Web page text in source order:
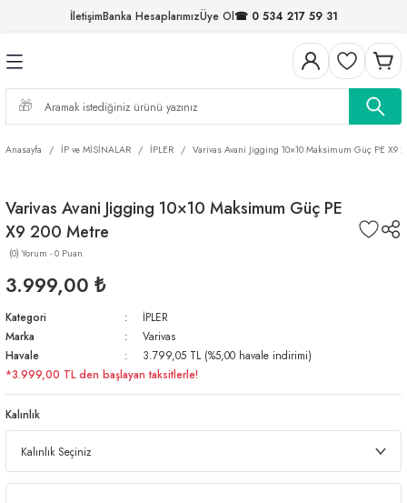
İletişimBanka HesaplarımızÜye Ol☎ 0 534 217 59 31
Geri Dön
Geri Dön
Geri Dön
MİSİNALAR
Geri Dön
FIRDÖNDÜLER
Geri Dön
Geri Dön
Geri Dön
Geri Dön
Anasayfa İP ve MİSİNALAR İPLER Varivas Avani Jigging 10×10 Maksimum Güç PE X9
Varivas Avani Jigging 10×10 Maksimum Güç PE
X9 200 Metre
(0) Yorum - 0 Puan
3.999,00 ₺
Kategori
İPLER
Marka
Varivas
Havale
3.799,05 TL (%5,00 havale indirimi)
*3.999,00 TL den başlayan taksitlerle!
Kalınlık